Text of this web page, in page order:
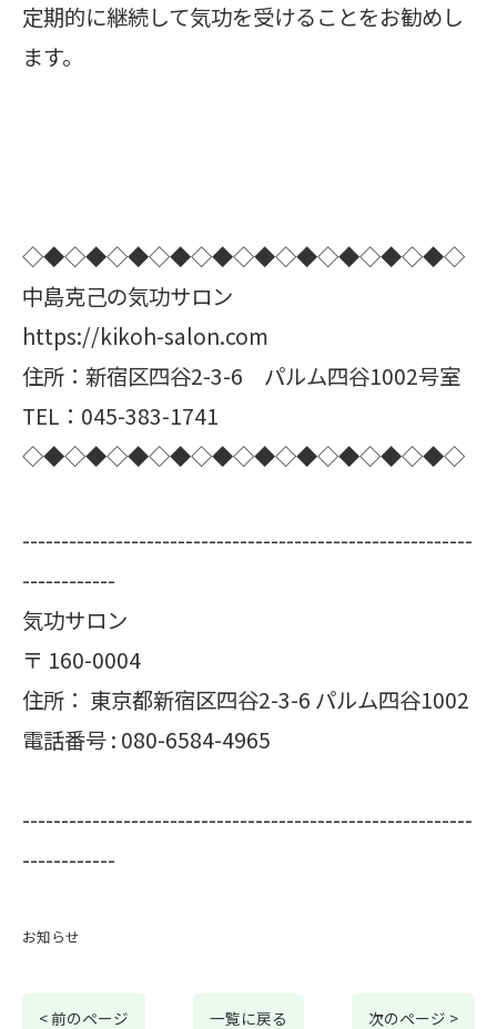
定期的に継続して気功を受けることをお勧めし
ます。
◇◆◇◆◇◆◇◆◇◆◇◆◇◆◇◆◇◆◇◆◇
中島克己の気功サロン
https://kikoh-salon.com
住所：新宿区四谷2-3-6 パルム四谷1002号室
TEL：045-383-1741
◇◆◇◆◇◆◇◆◇◆◇◆◇◆◇◆◇◆◇◆◇
----------------------------------------------------------
------------
気功サロン
〒 160-0004
住所： 東京都新宿区四谷2-3-6 パルム四谷1002
電話番号 : 080-6584-4965
----------------------------------------------------------
------------
お知らせ
< 前のページ 一覧に戻る 次のページ >